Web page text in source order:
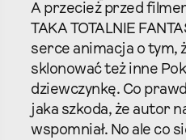
A przecież przed
TAKA TOTALNIE
serce animacja o tym,
sklonować też inne
dziewczynkę. Co
jaka szkoda, że autor
wspomniał. No ale co